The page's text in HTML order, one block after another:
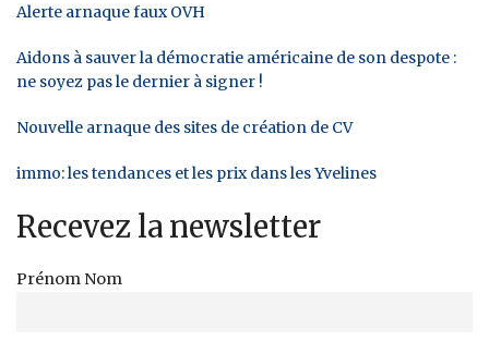
Alerte arnaque faux OVH
Aidons à sauver la démocratie américaine de son despote :
ne soyez pas le dernier à signer !
Nouvelle arnaque des sites de création de CV
immo: les tendances et les prix dans les Yvelines
Recevez la newsletter
Prénom Nom